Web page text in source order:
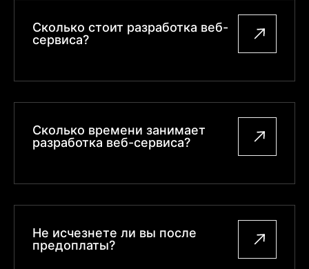
Сколько стоит разработка веб-
сервиса?
Сколько времени занимает
разработка веб-сервиса?
Не исчезнете ли вы после
предоплаты?